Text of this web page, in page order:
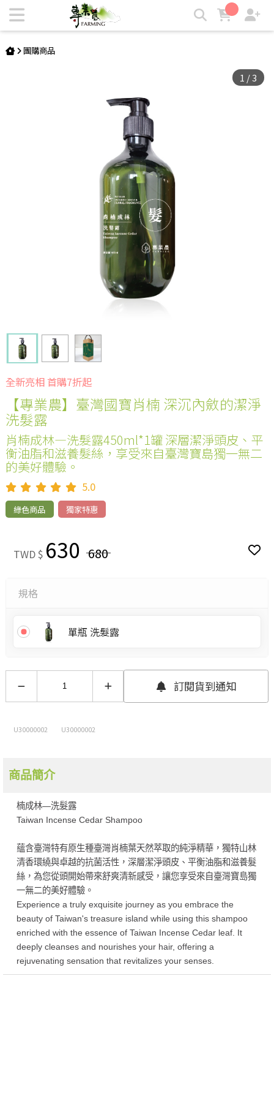
【專業農】臺灣國寶肖楠 深沉內斂的潔淨 洗髮露 | 專業農
團購商品
1 /3
全新亮相 首購7折起
【專業農】臺灣國寶肖楠 深沉內斂的潔淨
洗髮露
肖楠成林—洗髮露450ml*1罐 深層潔淨頭皮、平
衡油脂和滋養髮絲，享受來自臺灣寶島獨一無二
的美好體驗。
5.0
綠色商品 獨家特惠
TWD $ 630 680
規格
單瓶 洗髮露
訂閱貨到通知
U30000002 U30000002
商品簡介
楠成林—洗髮露
Taiwan Incense Cedar Shampoo
蘊含臺灣特有原生種臺灣肖楠葉天然萃取的純淨精華，獨特山林
清香環繞與卓越的抗菌活性，深層潔淨頭皮、平衡油脂和滋養髮
絲，為您從頭開始帶來舒爽清新感受，讓您享受來自臺灣寶島獨
一無二的美好體驗。
Experience a truly exquisite journey as you embrace the
beauty of Taiwan's treasure island while using this shampoo
enriched with the essence of Taiwan Incense Cedar leaf. It
deeply cleanses and nourishes your hair, offering a
rejuvenating sensation that revitalizes your senses.